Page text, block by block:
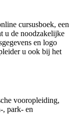
cursusboek, een
u de noodzakelijke
en logo
u ook bij het
vooropleiding,
, park- en